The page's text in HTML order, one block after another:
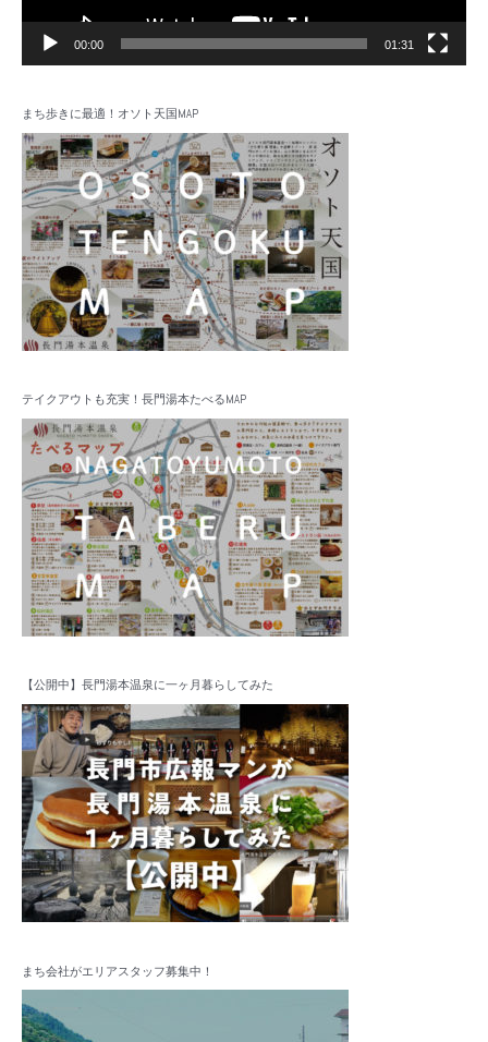
00:00 01:31
まち歩きに最適！オソト天国MAP
テイクアウトも充実！長門湯本たべるMAP
【公開中】長門湯本温泉に一ヶ月暮らしてみた
まち会社がエリアスタッフ募集中！